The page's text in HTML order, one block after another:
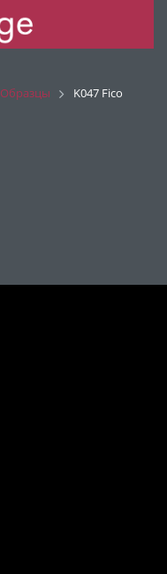
Образцы K047 Fico